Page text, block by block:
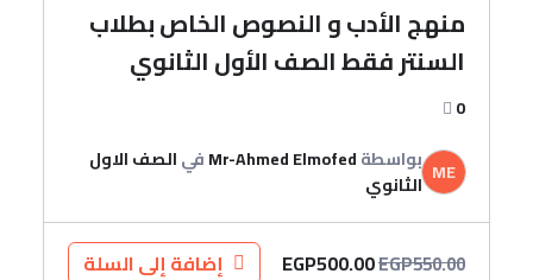
منهج الأدب و النصوص الخاص بطلاب
السنتر فقط الصف الأول الثانوي
0
ME بواسطةMr-Ahmed Elmofedفيالصف الاول
الثانوي
EGP550.00
EGP500.00 إضافة إلى السلة